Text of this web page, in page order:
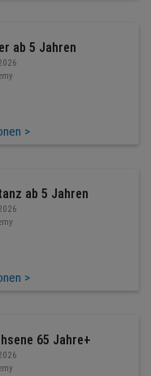
ab 5 Jahren
>
ab 5 Jahren
>
65 Jahre+